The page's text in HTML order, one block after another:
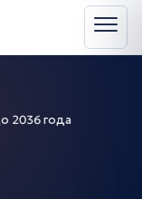
2036 года